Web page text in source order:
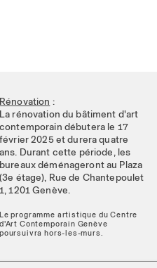
Rénovation :
La rénovation du bâtiment d'art
contemporain débutera le 17
février 2025 et durera quatre
ans. Durant cette période, les
bureaux déménageront au Plaza
(3e étage), Rue de Chantepoulet
1, 1201 Genève.
Le programme artistique du Centre
d'Art Contemporain Genève
poursuivra hors-les-murs.